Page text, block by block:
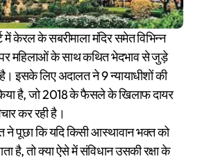
पर महिलाओं के साथ कथित भेदभाव से जुड़े
इसके लिए अदालत ने 9 न्यायाधीशों की
है, जो 2018 के फैसले के खिलाफ दायर
कर रही है।
ने पूछा कि यदि किसी आस्थावान भक्त को
है, तो क्या ऐसे में संविधान उसकी रक्षा के